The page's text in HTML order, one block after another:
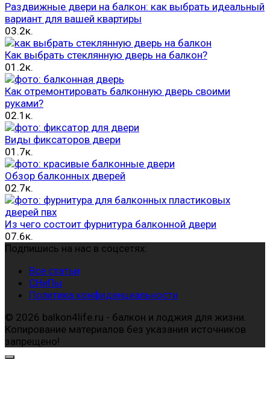
Раздвижные двери на балкон: как выбрать идеальный
вариант для вашей квартиры
03.2к.
Как выбрать стеклянную дверь на балкон?
01.2к.
Как отремонтировать балконную дверь своими
руками?
02.1к.
Виды фиксаторов двери
01.7к.
Обзор балконных дверей
02.7к.
Из чего состоит фурнитура балконной двери
07.6к.
Подпишись на нас в соцсетях:
Все статьи
СНиПы
Политика конфиденциальности
© 2026 balkon4life.ru - балкон и лоджия для жизни.
Копирование материалов без указания источников
запрещено!